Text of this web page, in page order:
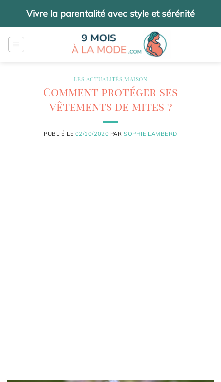
contenu
Vivre la parentalité avec style et sérénité
LES ACTUALITÉS,MAISON
Comment protéger ses
vêtements de mites ?
PUBLIÉ LE 02/10/2020 PARSOPHIE LAMBERD